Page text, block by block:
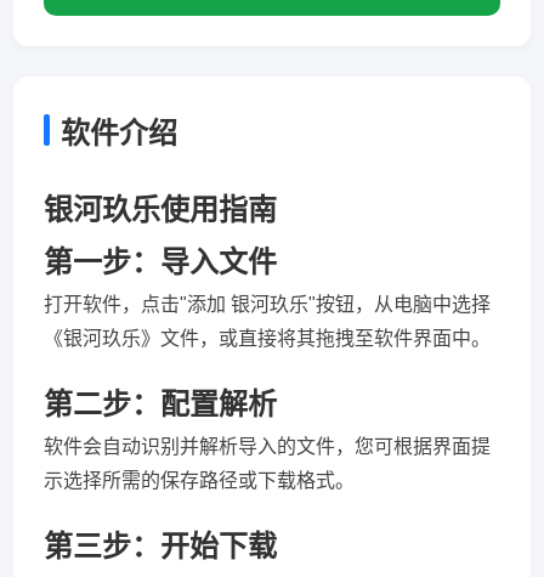
软件介绍
银河玖乐使用指南
第一步：导入文件
打开软件，点击"添加 银河玖乐"按钮，从电脑中选择
《银河玖乐》文件，或直接将其拖拽至软件界面中。
第二步：配置解析
软件会自动识别并解析导入的文件，您可根据界面提
示选择所需的保存路径或下载格式。
第三步：开始下载